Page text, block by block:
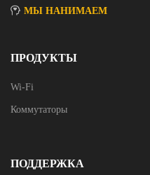
МЫ НАНИМАЕМ
ПРОДУКТЫ
Wi-Fi
Коммутаторы
ПОДДЕРЖКА